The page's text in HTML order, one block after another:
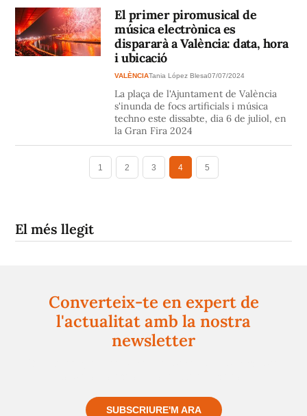
El primer piromusical de
música electrònica es
dispararà a València: data, hora
i ubicació
VALÈNCIATania López Blesa07/07/2024
La plaça de l'Ajuntament de València
s'inunda de focs artificials i música
techno este dissabte, dia 6 de juliol, en
la Gran Fira 2024
1 2 3 4 5
El més llegit
Converteix-te en expert de
l'actualitat amb la nostra
newsletter
SUBSCRIURE'M ARA